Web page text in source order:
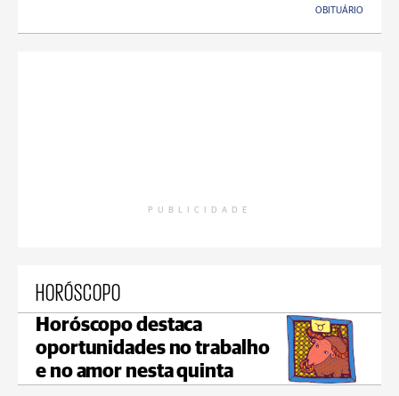
OBITUÁRIO
PUBLICIDADE
HORÓSCOPO
Horóscopo destaca
oportunidades no trabalho
e no amor nesta quinta